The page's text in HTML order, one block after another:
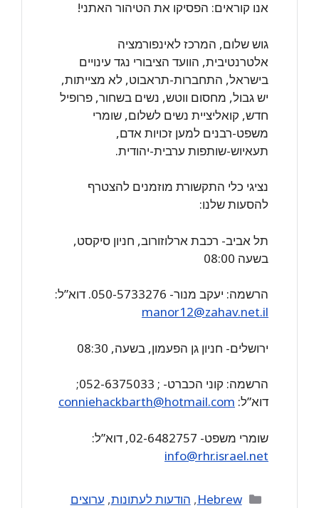
אנו קוראים: הפסיקו את הטיהור האתני!
גוש שלום, המרכז לאינפורמציה
אלטרנטיבית, הוועד הציבורי נגד עינויים
בישראל, התחברות-תראבוט, לא מצייתות,
יש גבול, מחסום ווטש, נשים בשחור, פרופיל
חדש, קואליציית נשים לשלום, שומרי
משפט-רבנים למען זכויות אדם,
תעאיוש-שותפות ערבית-יהודית.
נציגי כלי התקשורת מוזמנים להצטרף
להסעות שלנו:
תל אביב- רכבת ארלוזורוב, חניון סיקסט,
בשעה 08:00
הרשמה: יעקב מנור- 050-5733276. דוא”ל:
manor12@zahav.net.il
ירושלים- חניון גן הפעמון, בשעה, 08:30
הרשמה: קוני הכברט- ; 052-6375033;
דוא”ל: conniehackbarth@hotmail.com
שומרי משפט- 02-6482757, דוא”ל:
info@rhr.israel.net
Categories
Hebrew
, הודעות לעתונות, ערוצים